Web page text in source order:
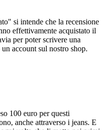
si intende che la recensione
effettivamente acquistato il
per poter scrivere una
account sul nostro shop.
100 euro per questi
anche attraverso i jeans. E